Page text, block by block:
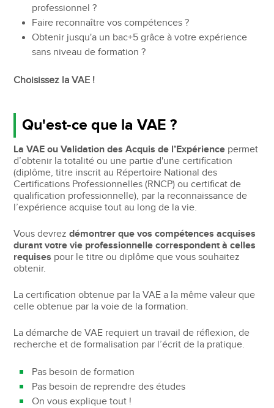
professionnel ?
Faire reconnaître vos compétences ?
Obtenir jusqu'a un bac+5 grâce à votre expérience
sans niveau de formation ?
Choisissez la VAE !
Qu'est-ce que la VAE ?
La VAE ou Validation des Acquis de l’Expérience permet
d’obtenir la totalité ou une partie d'une certification
(diplôme, titre inscrit au Répertoire National des
Certifications Professionnelles (RNCP) ou certificat de
qualification professionnelle), par la reconnaissance de
l’expérience acquise tout au long de la vie.
Vous devrezdémontrer que vos compétences acquises
durant votre vie professionnelle correspondent à celles
requises pour le titre ou diplôme que vous souhaitez
obtenir.
La certification obtenue par la VAE a la même valeur que
celle obtenue par la voie de la formation.
La démarche de VAE requiert un travail de réflexion, de
recherche et de formalisation par l’écrit de la pratique.
Pas besoin de formation
Pas besoin de reprendre des études
On vous explique tout !